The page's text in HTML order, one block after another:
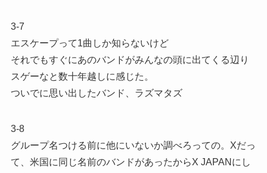
3-7
エスケープって1曲しか知らないけど
それでもすぐにあのバンドがみんなの頭に出てくる辺り
スゲーなと数十年越しに感じた。
ついでに思い出したバンド、ラズマタズ
3-8
グループ名つける前に他にいないか調べろっての。Xだっ
て、米国に同じ名前のバンドがあったからX JAPANにし